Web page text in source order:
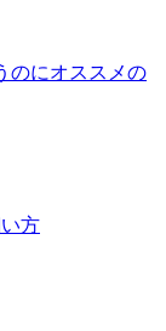
のにオススメの
方